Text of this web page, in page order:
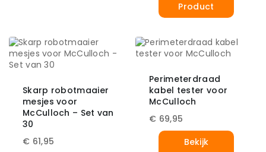
Product
Skarp robotmaaier
mesjes voor
McCulloch – Set van
30
€ 61,95
Perimeterdraad
kabel tester voor
McCulloch
€ 69,95
Bekijk